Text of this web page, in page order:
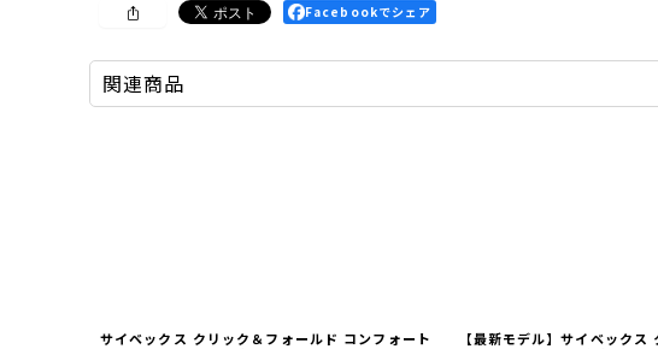
Facebookでシェア
関連商品
サイベックス クリック＆フォールド コンフォート
【最新モデル】サイベックス